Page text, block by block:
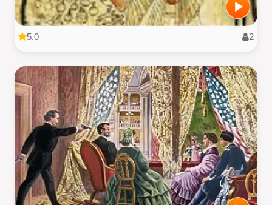
5.0 2